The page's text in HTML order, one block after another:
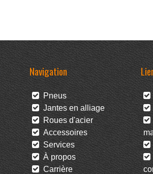
Navigation
Pneus
Jantes en alliage
Roues d'acier
Accessoires
Services
À propos
Carrière